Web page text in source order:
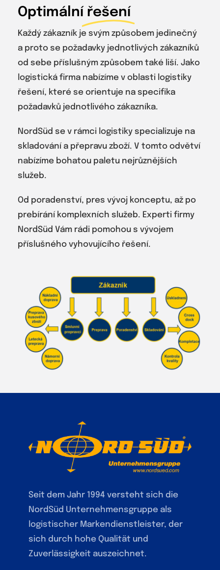
Optimální řešení
Každý zákazník je svým způsobem jedinečný
a proto se požadavky jednotlivých zákazníků
od sebe příslušným způsobem také liší. Jako
logistická firma nabízíme v oblasti logistiky
řešení, které se orientuje na specifika
požadavků jednotlivého zákazníka.
NordSüd se v rámci logistiky specializuje na
skladování a přepravu zboží. V tomto odvětví
nabízíme bohatou paletu nejrůznějších
služeb.
Od poradenství, pres vývoj konceptu, až po
prebírání komplexních služeb. Experti firmy
NordSüd Vám rádi pomohou s vývojem
příslušného vyhovujícího řešení.
Seit dem Jahr 1994 versteht sich die
NordSüd Unternehmensgruppe als
logistischer Markendienstleister, der
sich durch hohe Qualität und
Zuverlässigkeit auszeichnet.